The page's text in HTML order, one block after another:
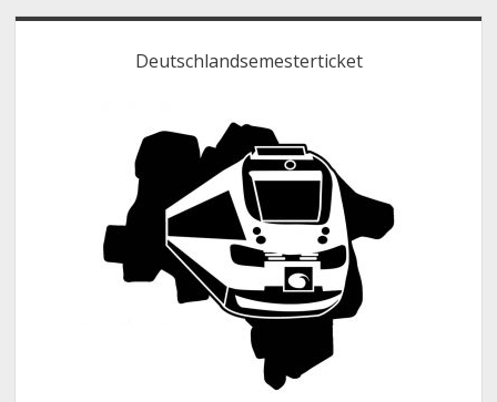
Deutschlandsemesterticket